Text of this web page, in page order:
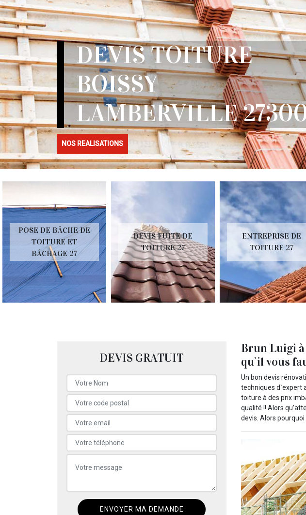
DEVIS TOITURE
BOISSY
LAMBERVILLE
NOS REALISATIONS
POSE DE BÂCHE DE
TOITURE ET
BÂCHAGE 27
DEVIS FUITE DE
TOITURE 27
ENTREPRISE DE
TOITURE 27
DEVIS GRATUIT
Brun Luigi
qu`il vous
Un bon devis
techniques d`expert
toiture à des prix
qualité !! Alors
devis. Alors